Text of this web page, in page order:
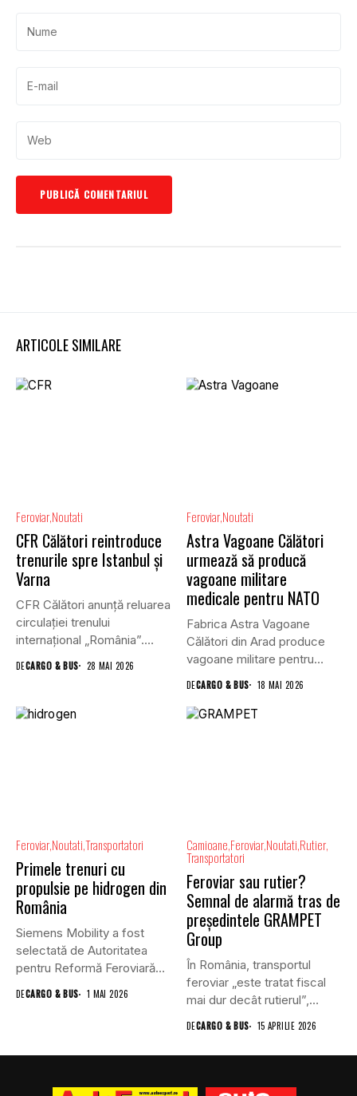
ARTICOLE SIMILARE
FeroviarNoutati
CFR Călători reintroduce
trenurile spre Istanbul și
Varna
CFR Călători anunță reluarea
circulației trenului
internațional „România”.
DECARGO & BUS 28 MAI 2026
FeroviarNoutati
Astra Vagoane Călători
urmează să producă
vagoane militare
medicale pentru NATO
Fabrica Astra Vagoane
Călători din Arad produce
vagoane militare pentru
DECARGO & BUS 18 MAI 2026
FeroviarNoutatiTransportatori
Primele trenuri cu
propulsie pe hidrogen din
România
Siemens Mobility a fost
selectată de Autoritatea
pentru Reformă Feroviară
(ARF) din...
DECARGO & BUS 1 MAI 2026
Camioane FeroviarNoutati Rutier
Transportatori
Feroviar sau rutier?
Semnal de alarmă tras de
președintele GRAMPET
Group
În România, transportul
feroviar „este tratat fiscal
mai dur decât rutierul”,
afirmă...
DECARGO & BUS 15 APRILIE 2026